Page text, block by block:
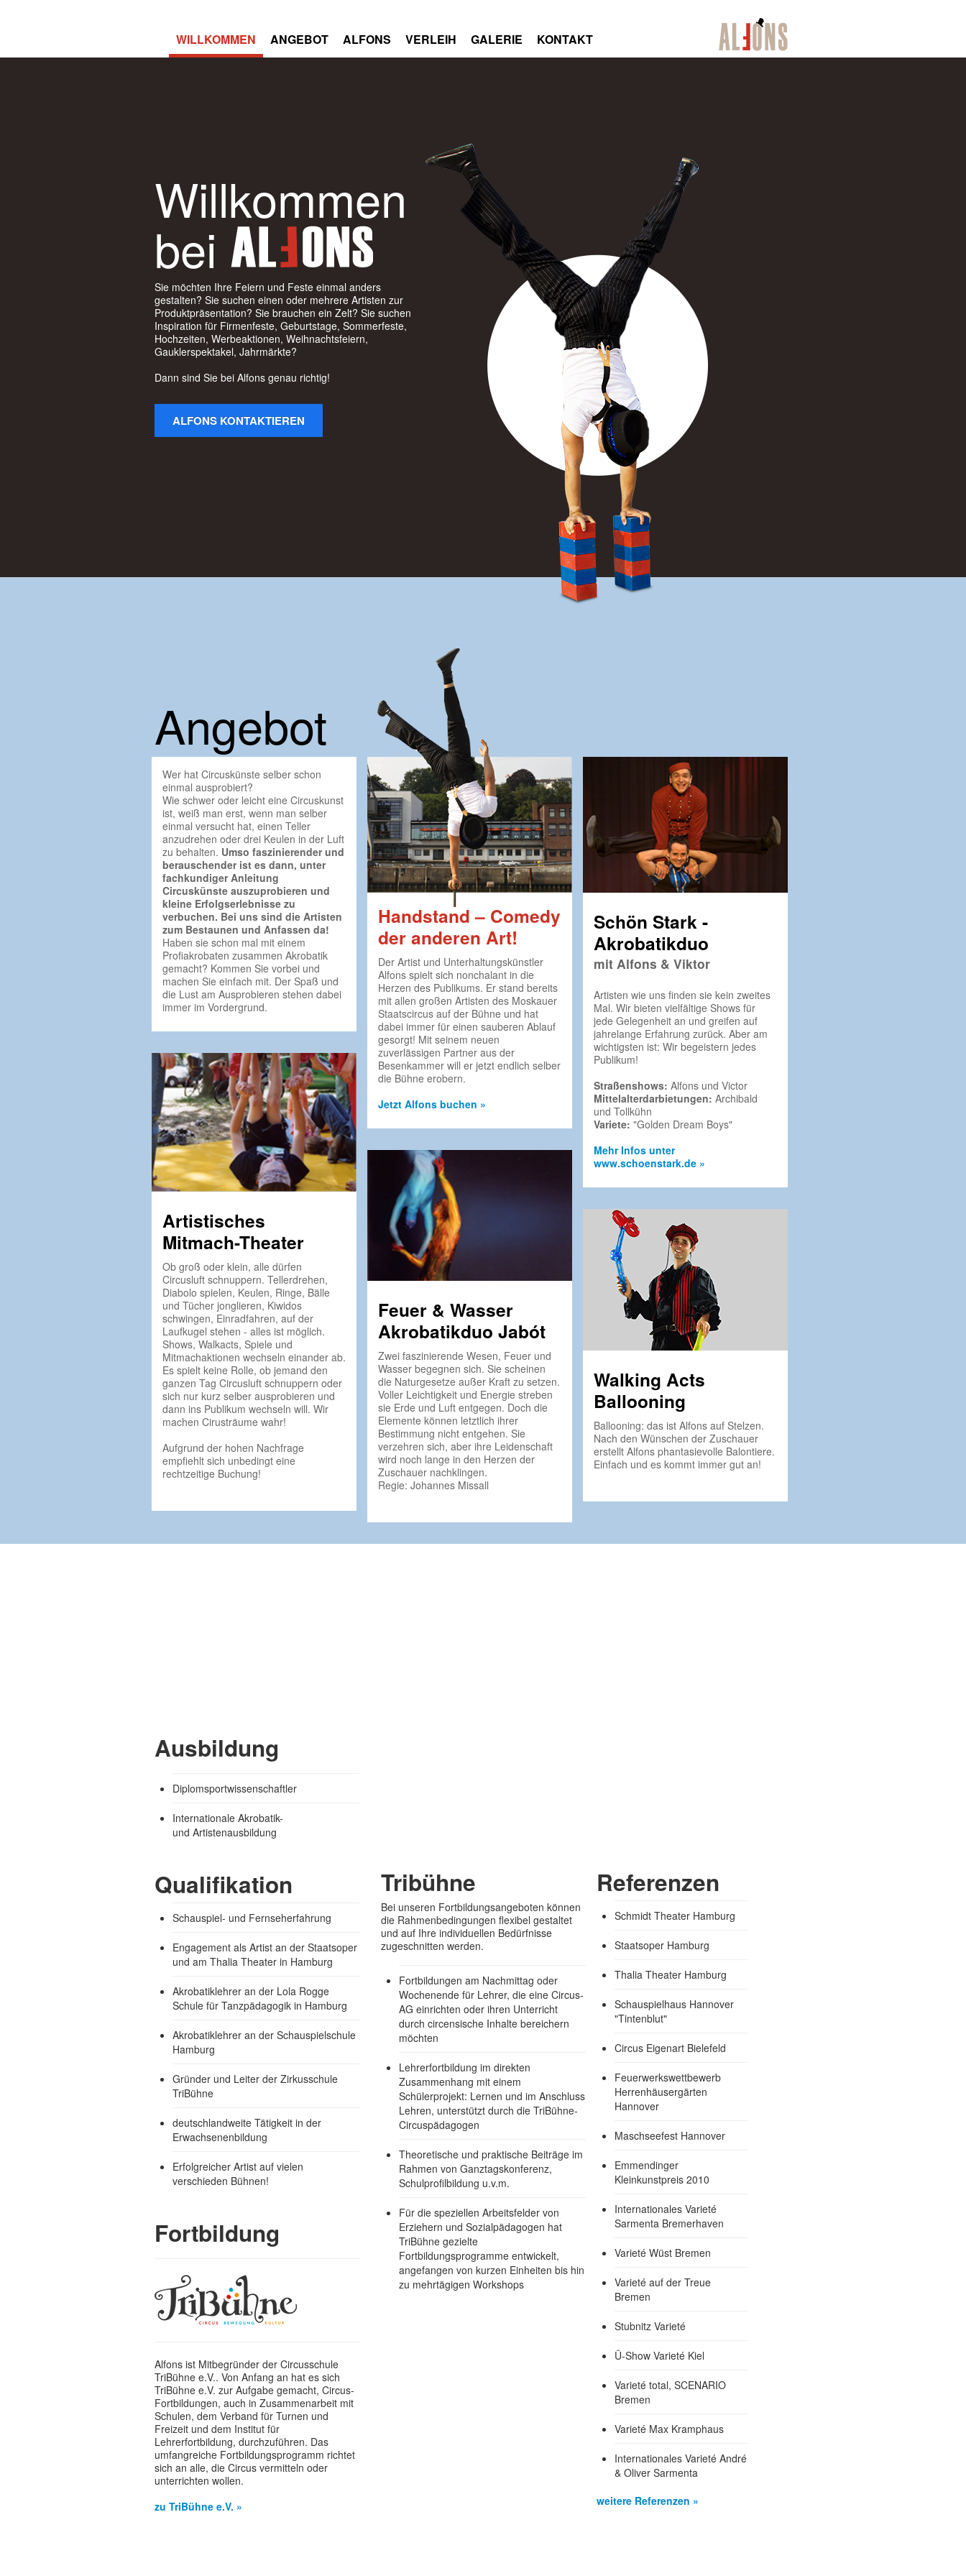
WILLKOMMEN ANGEBOT ALFONS VERLEIH GALERIE KONTAKT
Willkommen
bei
Sie möchten Ihre Feiern und Feste einmal anders
gestalten? Sie suchen einen oder mehrere Artisten zur
Produktpräsentation? Sie brauchen ein Zelt? Sie suchen
Inspiration für Firmenfeste, Geburtstage, Sommerfeste,
Hochzeiten, Werbeaktionen, Weihnachtsfeiern,
Gauklerspektakel, Jahrmärkte?
Dann sind Sie bei Alfons genau richtig!
ALFONS KONTAKTIEREN
Angebot
Wer hat Circuskünste selber schon
einmal ausprobiert?
Wie schwer oder leicht eine Circuskunst
ist, weiß man erst, wenn man selber
einmal versucht hat, einen Teller
anzudrehen oder drei Keulen in der Luft
zu behalten. Umso faszinierender und
berauschender ist es dann, unter
fachkundiger Anleitung
Circuskünste auszuprobieren und
kleine Erfolgserlebnisse zu
verbuchen. Bei uns sind die Artisten
zum Bestaunen und Anfassen da!
Haben sie schon mal mit einem
Profiakrobaten zusammen Akrobatik
gemacht? Kommen Sie vorbei und
machen Sie einfach mit. Der Spaß und
die Lust am Ausprobieren stehen dabei
immer im Vordergrund.
Artistisches
Mitmach-Theater
Ob groß oder klein, alle dürfen
Circusluft schnuppern. Tellerdrehen,
Diabolo spielen, Keulen, Ringe, Bälle
und Tücher jonglieren, Kiwidos
schwingen, Einradfahren, auf der
Laufkugel stehen - alles ist möglich.
Shows, Walkacts, Spiele und
Mitmachaktionen wechseln einander ab.
Es spielt keine Rolle, ob jemand den
ganzen Tag Circusluft schnuppern oder
sich nur kurz selber ausprobieren und
dann ins Publikum wechseln will. Wir
machen Cirusträume wahr!
Aufgrund der hohen Nachfrage
empfiehlt sich unbedingt eine
rechtzeitige Buchung!
Handstand – Comedy
der anderen Art!
Der Artist und Unterhaltungskünstler
Alfons spielt sich nonchalant in die
Herzen des Publikums. Er stand bereits
mit allen großen Artisten des Moskauer
Staatscircus auf der Bühne und hat
dabei immer für einen sauberen Ablauf
gesorgt! Mit seinem neuen
zuverlässigen Partner aus der
Besenkammer will er jetzt endlich selber
die Bühne erobern.
Jetzt Alfons buchen »
Feuer & Wasser
Akrobatikduo Jabót
Zwei faszinierende Wesen, Feuer und
Wasser begegnen sich. Sie scheinen
die Naturgesetze außer Kraft zu setzen.
Voller Leichtigkeit und Energie streben
sie Erde und Luft entgegen. Doch die
Elemente können letztlich ihrer
Bestimmung nicht entgehen. Sie
verzehren sich, aber ihre Leidenschaft
wird noch lange in den Herzen der
Zuschauer nachklingen.
Regie: Johannes Missall
Schön Stark -
Akrobatikduo
mit Alfons & Viktor
Artisten wie uns finden sie kein zweites
Mal. Wir bieten vielfältige Shows für
jede Gelegenheit an und greifen auf
jahrelange Erfahrung zurück. Aber am
wichtigsten ist: Wir begeistern jedes
Publikum!
Straßenshows: Alfons und Victor
Mittelalterdarbietungen: Archibald
und Tollkühn
Variete: "Golden Dream Boys"
Mehr Infos unter
www.schoenstark.de »
Walking Acts
Ballooning
Ballooning: das ist Alfons auf Stelzen.
Nach den Wünschen der Zuschauer
erstellt Alfons phantasievolle Balontiere.
Einfach und es kommt immer gut an!
Ausbildung
Diplomsportwissenschaftler
Internationale Akrobatik-
und Artistenausbildung
Qualifikation
Schauspiel- und Fernseherfahrung
Engagement als Artist an der Staatsoper
und am Thalia Theater in Hamburg
Akrobatiklehrer an der Lola Rogge
Schule für Tanzpädagogik in Hamburg
Akrobatiklehrer an der Schauspielschule
Hamburg
Gründer und Leiter der Zirkusschule
TriBühne
deutschlandweite Tätigkeit in der
Erwachsenenbildung
Erfolgreicher Artist auf vielen
verschieden Bühnen!
Fortbildung
Alfons ist Mitbegründer der Circusschule
TriBühne e.V.. Von Anfang an hat es sich
TriBühne e.V. zur Aufgabe gemacht, Circus-
Fortbildungen, auch in Zusammenarbeit mit
Schulen, dem Verband für Turnen und
Freizeit und dem Institut für
Lehrerfortbildung, durchzuführen. Das
umfangreiche Fortbildungsprogramm richtet
sich an alle, die Circus vermitteln oder
unterrichten wollen.
zu TriBühne e.V. »
Tribühne
Bei unseren Fortbildungsangeboten können
die Rahmenbedingungen flexibel gestaltet
und auf Ihre individuellen Bedürfnisse
zugeschnitten werden.
Fortbildungen am Nachmittag oder
Wochenende für Lehrer, die eine Circus-
AG einrichten oder ihren Unterricht
durch circensische Inhalte bereichern
möchten
Lehrerfortbildung im direkten
Zusammenhang mit einem
Schülerprojekt: Lernen und im Anschluss
Lehren, unterstützt durch die TriBühne-
Circuspädagogen
Theoretische und praktische Beiträge im
Rahmen von Ganztagskonferenz,
Schulprofilbildung u.v.m.
Für die speziellen Arbeitsfelder von
Erziehern und Sozialpädagogen hat
TriBühne gezielte
Fortbildungsprogramme entwickelt,
angefangen von kurzen Einheiten bis hin
zu mehrtägigen Workshops
Referenzen
Schmidt Theater Hamburg
Staatsoper Hamburg
Thalia Theater Hamburg
Schauspielhaus Hannover
"Tintenblut"
Circus Eigenart Bielefeld
Feuerwerkswettbewerb
Herrenhäusergärten
Hannover
Maschseefest Hannover
Emmendinger
Kleinkunstpreis 2010
Internationales Varieté
Sarmenta Bremerhaven
Varieté Wüst Bremen
Varieté auf der Treue
Bremen
Stubnitz Varieté
Ü-Show Varieté Kiel
Varieté total, SCENARIO
Bremen
Varieté Max Kramphaus
Internationales Varieté André
& Oliver Sarmenta
weitere Referenzen »